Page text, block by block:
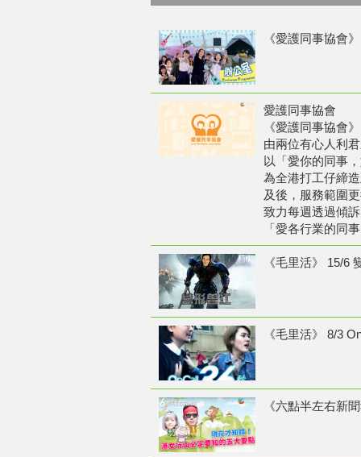
《愛護同事協會
愛護同事協會
《愛護同事協會》
由兩位有心人利
以「愛你的同事
為全港打工仔締
及後，服務範圍
致力每週透過傾
「愛各行業的同
《毛里活》 15/6
《毛里活》 8/3
《六點半左右新